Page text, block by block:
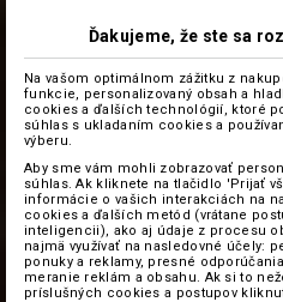
Ďakujeme, že ste sa
Na vašom optimálnom zážitku z
funkcie, personalizovaný obsah a
cookies a ďalších technológií, ktoré
súhlas s ukladaním cookies a
výberu.
Aby sme vám mohli zobrazovať
súhlas. Ak kliknete na tlačidlo 'Prijať
informácie o vašich interakciách na
cookies a ďalších metód (vrátane
inteligencii), ako aj údaje z procesu
najmä využívať na nasledovné účely:
ponuky a reklamy, presné
meranie reklám a obsahu. Ak si to
príslušných cookies a postupov